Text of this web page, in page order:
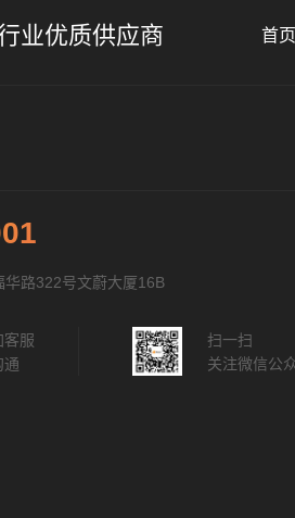
业优质供应商 首页
路322号文蔚大厦16B
客服
通
扫一扫
关注微信公